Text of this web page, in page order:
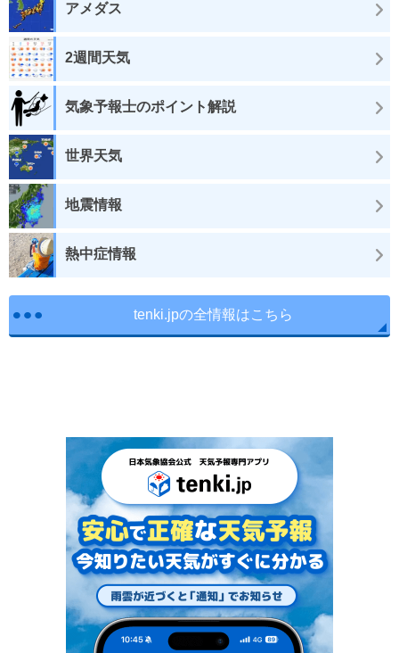
アメダス
2週間天気
気象予報士のポイント解説
世界天気
地震情報
熱中症情報
tenki.jpの全情報はこちら